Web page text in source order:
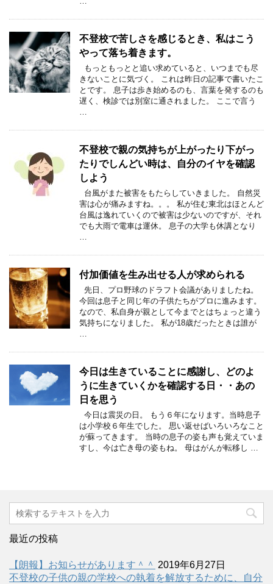
不登校で苦しさを感じるとき、私はこう
やって落ち着きます。
もっともっとと追い求めていると、いつまでも尽
きないことに気づく。 これは昨日の記事で書いたこ
とです。 息子は歩き始めるのも、言葉を発するのも
遅く、検診では別室に通されました。 ここで言う
不登校で親の気持ちが上がったり下がっ
たりでしんどい時は、自分のイヤを確認
しよう
台風がまた被害をもたらしていきました。 自然災
害は心が痛みますね。。。 私が住む東北はほとんど
台風は逸れていくので被害は少ないのですが、それ
でも大雨で電車は運休。 息子の大学も休講となり
付加価値を生み出せる人が求められる
先日、プロ野球のドラフト会議がありましたね。
今回は息子と同じ年の子供たちがプロに進みます。
なので、私自身が親として今までとはちょっと違う
気持ちになりました。 私が18歳だったときは誰が
今日は生きていることに感謝し、どのよ
うに生きていくかを確認する日・・あの
日を思う
今日は震災の日。 もう６年になります。当時息子
は小学校６年生でした。 思い返せばいろいろなこと
が蘇ってきます。 当時の息子の姿も声も覚えていま
すし、今は亡き母の姿もね。 母はがんが転移し …
最近の投稿
【朗報】お知らせがあります＾＾ 2019年6月27日
不登校の子供の親の学校への執着を解放するために、自分